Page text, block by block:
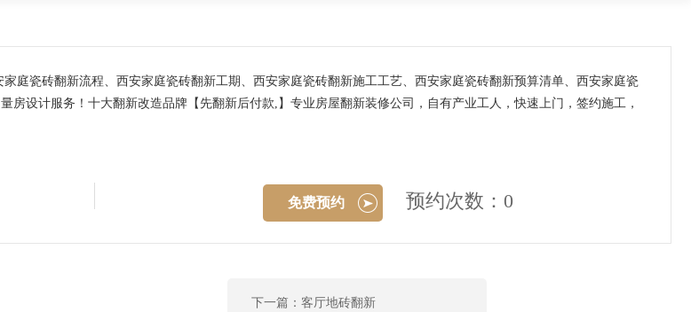
庭瓷砖翻新流程、西安家庭瓷砖翻新工期、西安家庭瓷砖翻新施工工艺、西安家庭瓷砖翻新预算清单、西安家庭瓷
设计服务！十大翻新改造品牌【先翻新后付款,】专业房屋翻新装修公司，自有产业工人，快速上门，签约施工，
免费预约 预约次数：0
下一篇：客厅地砖翻新